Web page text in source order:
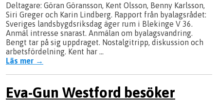
Deltagare: Göran Göransson, Kent Olsson, Benny Karlsson,
Siri Greger och Karin Lindberg. Rapport från byalagsrådet:
Sveriges landsbygdsriksdag äger rum i Blekinge V 36.
Anmäl intresse snarast. Anmälan om byalagsvandring.
Bengt tar på sig uppdraget. Nostalgitripp, diskussion och
arbetsfördelning. Kent har …
Läs mer →
Eva-Gun Westford besöker